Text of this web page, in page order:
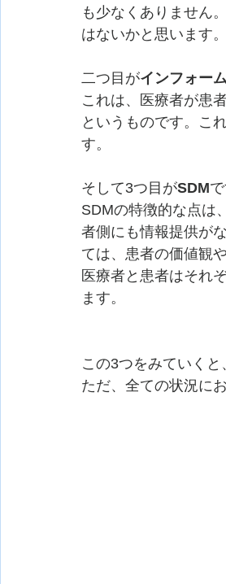
も少なくありません
はないかと思います。
二つ目がインフォー
これは、医療者が患
というものです。こ
す。
そして3つ目がSDMで
SDMの特徴的な点は
者側にも情報提供が
ては、患者の価値観
医療者と患者はそれ
ます。
この3つをみていく
ただ、全ての状況に